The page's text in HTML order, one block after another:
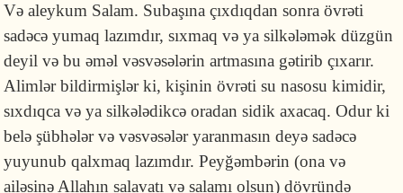
Və aleykum Salam. Subaşına çıxdıqdan sonra övrəti
sadəcə yumaq lazımdır, sıxmaq və ya silkələmək düzgün
deyil və bu əməl vəsvəsələrin artmasına gətirib çıxarır.
Alimlər bildirmişlər ki, kişinin övrəti su nasosu kimidir,
sıxdıqca və ya silkələdikcə oradan sidik axacaq. Odur ki
belə şübhələr və vəsvəsələr yaranmasın deyə sadəcə
yuyunub qalxmaq lazımdır. Peyğəmbərin (ona və
ailəsinə Allahın salavatı və salamı olsun) dövründə